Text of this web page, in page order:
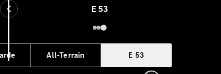
Összes modell
E 53
All-Terrain E 53